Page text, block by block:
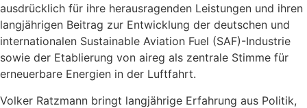
ausdrücklich für ihre herausragenden Leistungen und ihren
langjährigen Beitrag zur Entwicklung der deutschen und
internationalen Sustainable Aviation Fuel (SAF)-Industrie
sowie der Etablierung von aireg als zentrale Stimme für
erneuerbare Energien in der Luftfahrt.
Volker Ratzmann bringt langjährige Erfahrung aus Politik,